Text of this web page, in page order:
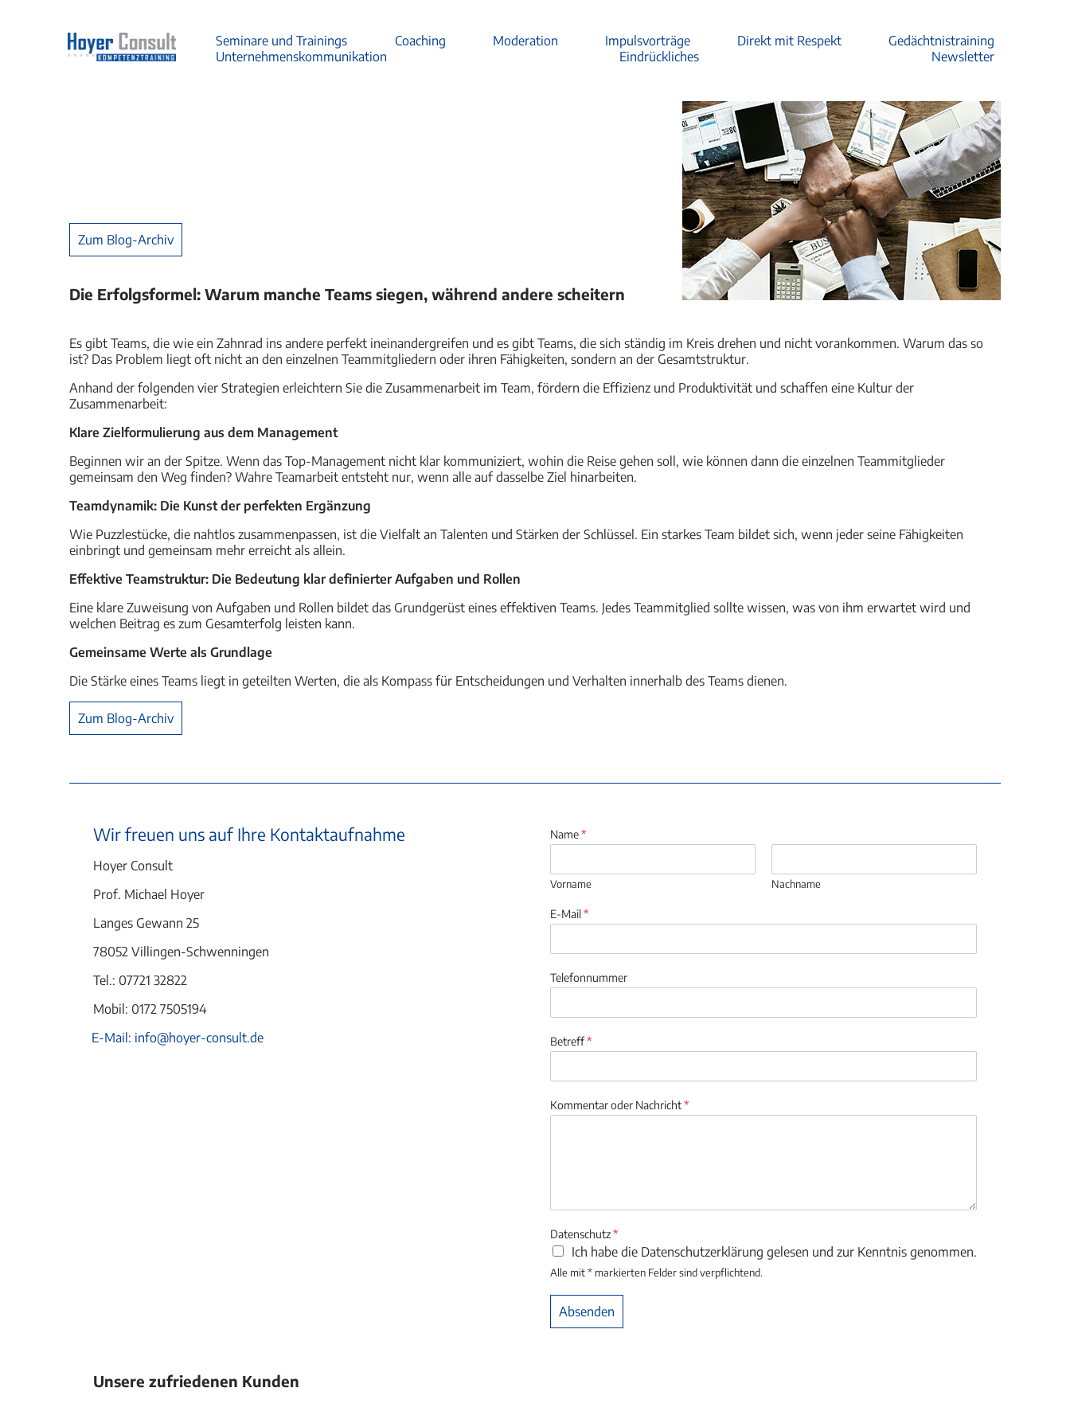
Seminare und Trainings Coaching Moderation Impulsvorträge Direkt mit Respekt
Gedächtnistraining
Unternehmenskommunikation
Eindrückliches Newsletter
Zum Blog-Archiv
Die Erfolgsformel: Warum manche Teams siegen, während andere scheitern
Es gibt Teams, die wie ein Zahnrad ins andere perfekt ineinandergreifen und es gibt Teams, die sich ständig im Kreis drehen und nicht vorankommen. Warum das so
ist? Das Problem liegt oft nicht an den einzelnen Teammitgliedern oder ihren Fähigkeiten, sondern an der Gesamtstruktur.
Anhand der folgenden vier Strategien erleichtern Sie die Zusammenarbeit im Team, fördern die Effizienz und Produktivität und schaffen eine Kultur der
Zusammenarbeit:
Klare Zielformulierung aus dem Management
Beginnen wir an der Spitze. Wenn das Top-Management nicht klar kommuniziert, wohin die Reise gehen soll, wie können dann die einzelnen Teammitglieder
gemeinsam den Weg finden? Wahre Teamarbeit entsteht nur, wenn alle auf dasselbe Ziel hinarbeiten.
Teamdynamik: Die Kunst der perfekten Ergänzung
Wie Puzzlestücke, die nahtlos zusammenpassen, ist die Vielfalt an Talenten und Stärken der Schlüssel. Ein starkes Team bildet sich, wenn jeder seine Fähigkeiten
einbringt und gemeinsam mehr erreicht als allein.
Effektive Teamstruktur: Die Bedeutung klar definierter Aufgaben und Rollen
Eine klare Zuweisung von Aufgaben und Rollen bildet das Grundgerüst eines effektiven Teams. Jedes Teammitglied sollte wissen, was von ihm erwartet wird und
welchen Beitrag es zum Gesamterfolg leisten kann.
Gemeinsame Werte als Grundlage
Die Stärke eines Teams liegt in geteilten Werten, die als Kompass für Entscheidungen und Verhalten innerhalb des Teams dienen.
Zum Blog-Archiv
Wir freuen uns auf Ihre Kontaktaufnahme
Hoyer Consult
Prof. Michael Hoyer
Langes Gewann 25
78052 Villingen-Schwenningen
Tel.: 07721 32822
Mobil: 0172 7505194
E-Mail: info@hoyer-consult.de
Name*
Vorname Nachname
E-Mail*
Telefonnummer
Betreff*
Kommentar oder Nachricht*
Datenschutz*
Ich habe die Datenschutzerklärung gelesen und zur Kenntnis genommen.
Alle mit * markierten Felder sind verpflichtend.
Absenden
Unsere zufriedenen Kunden